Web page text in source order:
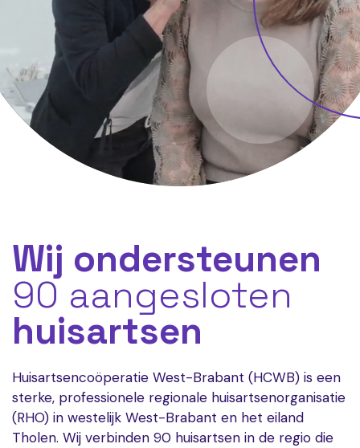
Wij ondersteunen
90 aangesloten
huisartsen
Huisartsencoöperatie West-Brabant (HCWB) is een
sterke, professionele regionale huisartsenorganisatie
(RHO) in westelijk West-Brabant en het eiland
Tholen. Wij verbinden 90 huisartsen in de regio die